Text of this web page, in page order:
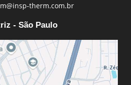
therm.com.br
- São Paulo